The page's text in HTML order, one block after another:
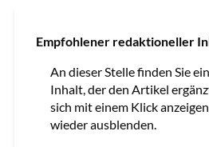
Empfohlener redaktioneller
An dieser Stelle finden Sie
Inhalt, der den Artikel
sich mit einem Klick
wieder ausblenden.